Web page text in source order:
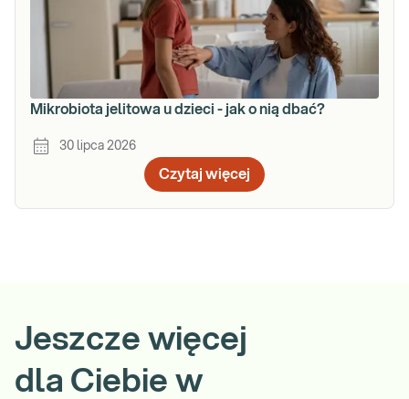
Mikrobiota jelitowa u dzieci - jak o nią dbać?
30 lipca 2026
Czytaj więcej
Jeszcze więcej
dla Ciebie w